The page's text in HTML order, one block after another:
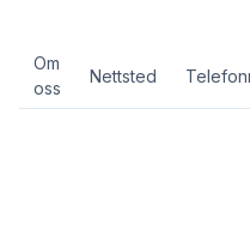
Om
oss
Nettsted